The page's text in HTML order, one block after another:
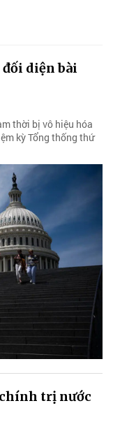
diện bài
thời bị vô hiệu hóa
kỳ Tổng thống thứ
chính trị nước